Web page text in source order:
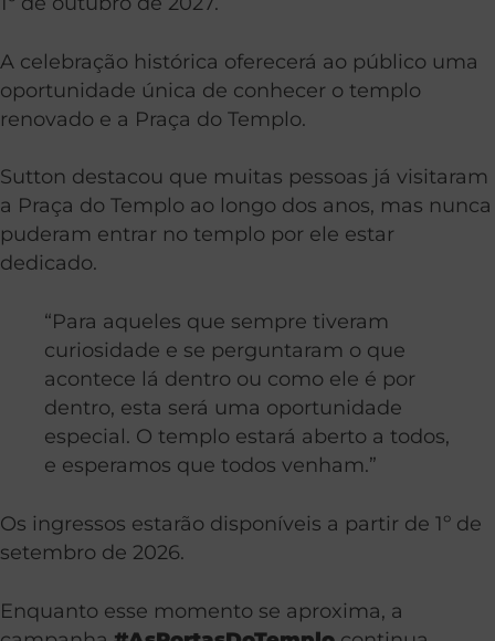
A celebração histórica oferecerá ao público uma
oportunidade única de conhecer o templo
renovado e a Praça do Templo.
Sutton destacou que muitas pessoas já visitaram
a Praça do Templo ao longo dos anos, mas nunca
puderam entrar no templo por ele estar
dedicado.
“Para aqueles que sempre tiveram
curiosidade e se perguntaram o que
acontece lá dentro ou como ele é por
dentro, esta será uma oportunidade
especial. O templo estará aberto a todos,
e esperamos que todos venham.”
Os ingressos estarão disponíveis a partir de 1º de
setembro de 2026.
Enquanto esse momento se aproxima, a